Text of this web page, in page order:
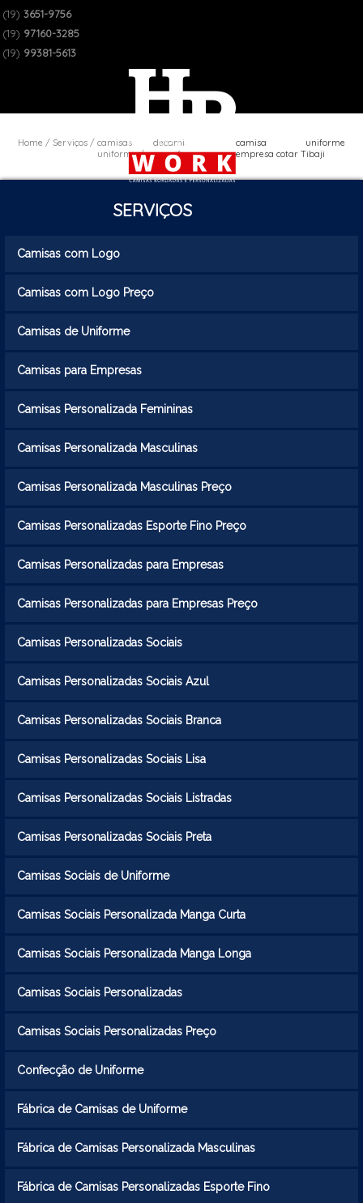
(19) 3651-9756
(19) 97160-3285
(19) 99381-5613
Home Serviços
camisas de
uniforme
camisa
uniforme
social
camisa uniforme
empresa cotar Tibaji
SERVIÇOS
Camisas com Logo
Camisas com Logo Preço
Camisas de Uniforme
Camisas para Empresas
Camisas Personalizada Femininas
Camisas Personalizada Masculinas
Camisas Personalizada Masculinas Preço
Camisas Personalizadas Esporte Fino Preço
Camisas Personalizadas para Empresas
Camisas Personalizadas para Empresas Preço
Camisas Personalizadas Sociais
Camisas Personalizadas Sociais Azul
Camisas Personalizadas Sociais Branca
Camisas Personalizadas Sociais Lisa
Camisas Personalizadas Sociais Listradas
Camisas Personalizadas Sociais Preta
Camisas Sociais de Uniforme
Camisas Sociais Personalizada Manga Curta
Camisas Sociais Personalizada Manga Longa
Camisas Sociais Personalizadas
Camisas Sociais Personalizadas Preço
Confecção de Uniforme
Fábrica de Camisas de Uniforme
Fábrica de Camisas Personalizada Masculinas
Fábrica de Camisas Personalizadas Esporte Fino